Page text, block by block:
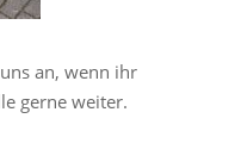
an, wenn ihr
gerne weiter.